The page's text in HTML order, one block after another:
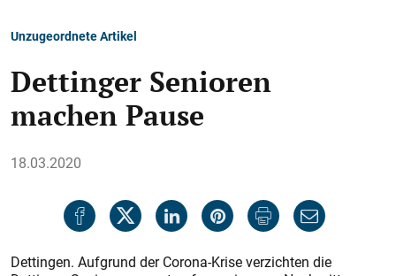
Unzugeordnete Artikel
Dettinger Senioren
machen Pause
18.03.2020
Dettingen. Aufgrund der Corona-Krise verzichten die